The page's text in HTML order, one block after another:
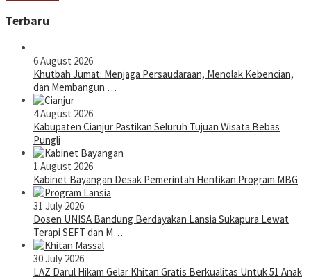
Terbaru
6 August 2026
Khutbah Jumat: Menjaga Persaudaraan, Menolak Kebencian,
dan Membangun …
4 August 2026
Kabupaten Cianjur Pastikan Seluruh Tujuan Wisata Bebas
Pungli
1 August 2026
Kabinet Bayangan Desak Pemerintah Hentikan Program MBG
31 July 2026
Dosen UNISA Bandung Berdayakan Lansia Sukapura Lewat
Terapi SEFT dan M…
30 July 2026
LAZ Darul Hikam Gelar Khitan Gratis Berkualitas Untuk 51 Anak